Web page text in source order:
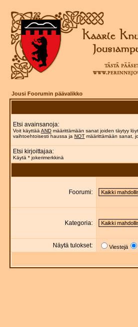
Jousi Foorumin päävalikko
Etsi avainsanoja:
Voit käyttää AND määrittämään sanat joiden täytyy
vaihtoehtoisesti haussa ja NOT määrittämään sanat,
Etsi kirjoittajaa:
Käytä * jokerimerkkinä
Foorumi:
Kategoria:
Näytä tulokset: Viestejä